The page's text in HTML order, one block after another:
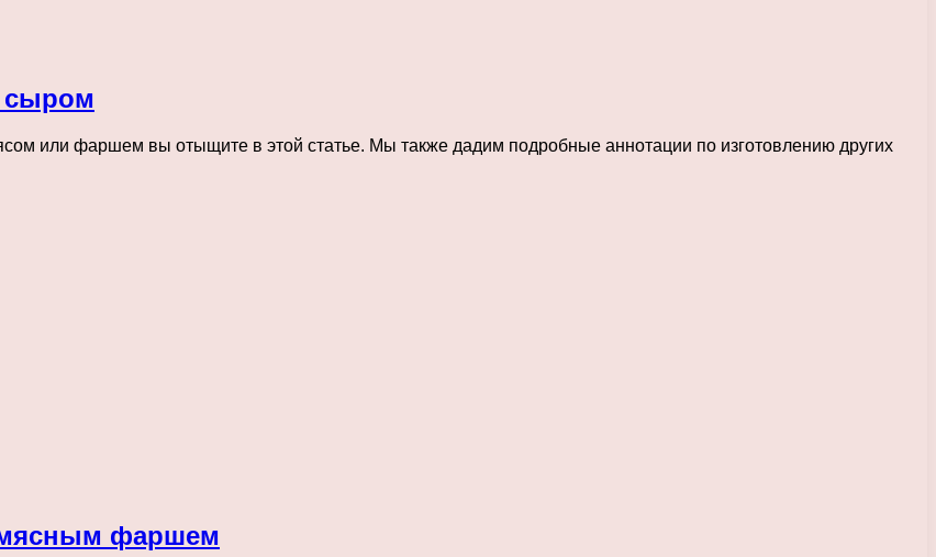
сыром
или фаршем вы отыщите в этой статье. Мы также дадим подробные аннотации по изготовлению других
мясным фаршем